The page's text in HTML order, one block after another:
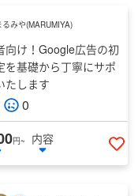
るみや(MARUMIYA)
向け！Google広告の初
を基礎から丁寧にサポ
たします
0
円~
内容
い